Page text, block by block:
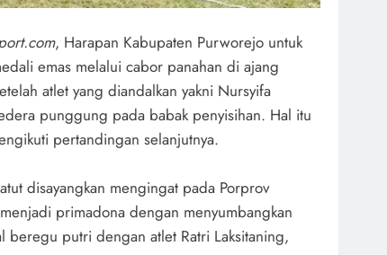
, Harapan Kabupaten Purworejo untuk
emas melalui cabor panahan di ajang
atlet yang diandalkan yakni Nursyifa
punggung pada babak penyisihan. Hal itu
pertandingan selanjutnya.
disayangkan mengingat pada Porprov
primadona dengan menyumbangkan
beregu putri dengan atlet Ratri Laksitaning,